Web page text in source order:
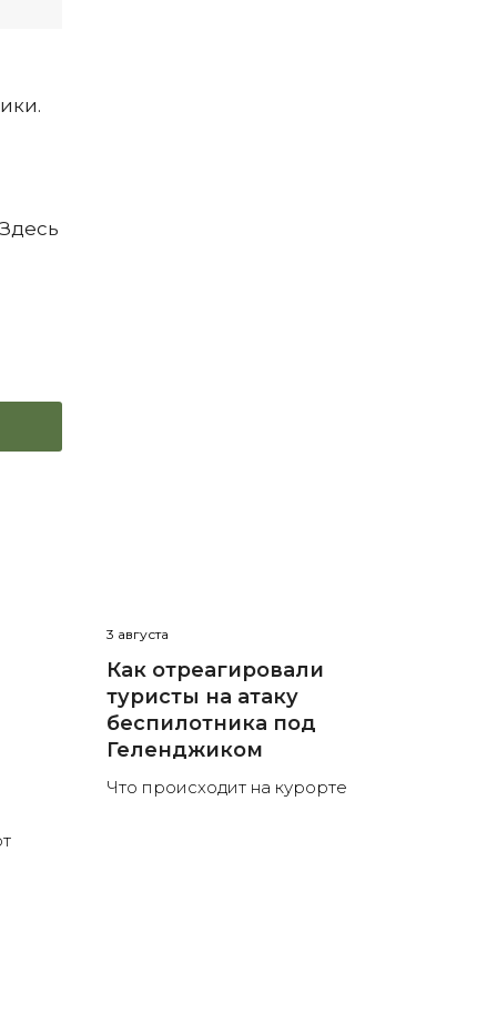
3 августа
Как отреагировали
туристы на атаку
беспилотника под
Геленджиком
Что происходит на курорте